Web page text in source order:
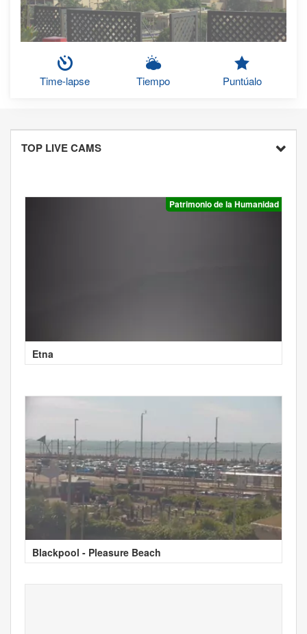
Time-lapse Tiempo Puntúalo
TOP LIVE CAMS
Patrimonio de la Humanidad
Etna
Blackpool - Pleasure Beach